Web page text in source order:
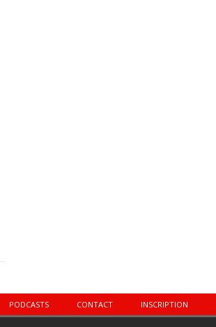
PODCASTS CONTACT INSCRIPTION